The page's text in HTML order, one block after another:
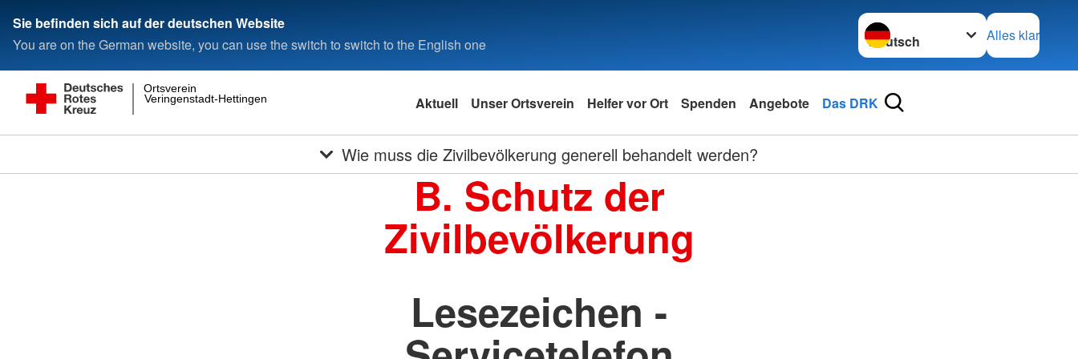
Sie befinden sich auf der deutschen Website
You are on the German website, you can use the switch to switch to the English one
Sprache wechseln zu
Alles klar
Veringenstadt-Hettingen
Ortsverein
Aktuell Unser Ortsverein Helfer vor Ort Spenden Angebote Das DRK
Wie muss die Zivilbevölkerung generell behandelt werden?
B. Schutz der
Zivilbevölkerung
Lesezeichen -